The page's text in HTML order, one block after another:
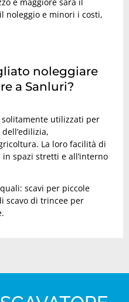
e maggiore sarà il
noleggio e minori i costi,
noleggiare
a Sanluri?
utilizzati per
La loro facilità di
spazi stretti e all’interno
scavi per piccole
scavo di trincee per